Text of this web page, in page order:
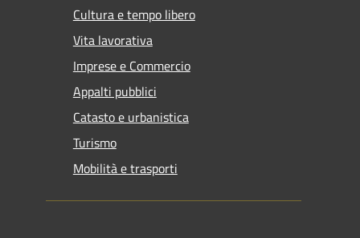
Cultura e tempo libero
Vita lavorativa
Imprese e Commercio
Appalti pubblici
Catasto e urbanistica
Turismo
Mobilità e trasporti